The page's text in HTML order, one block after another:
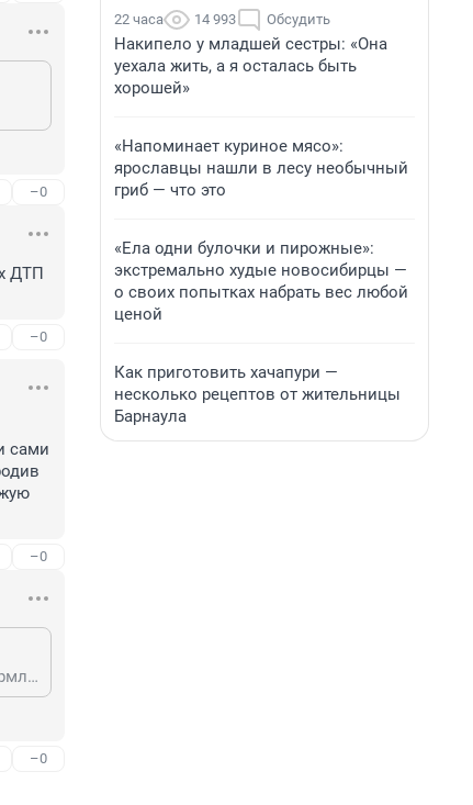
–0
ДТП
–0
сами
–0
В нормальных городах ДПС вообще не выезжает на ДТП, мелкие аварии оформляются по европротоколу ОСАГО, а если очень хочется участники аварии сами приезжают в ГИБДД, где им справку выдадут. И не надо никого ждать, перегородив дорогу. Тем более по ПДД, водители после аварии, обязаны освободить проезжую часть
–0
22 часа 14 993 Обсудить
Накипело у младшей сестры: «Она
уехала жить, а я осталась быть
хорошей»
«Напоминает куриное мясо»:
ярославцы нашли в лесу необычный
гриб — что это
«Ела одни булочки и пирожные»:
экстремально худые новосибирцы —
о своих попытках набрать вес любой
ценой
Как приготовить хачапури —
несколько рецептов от жительницы
Барнаула